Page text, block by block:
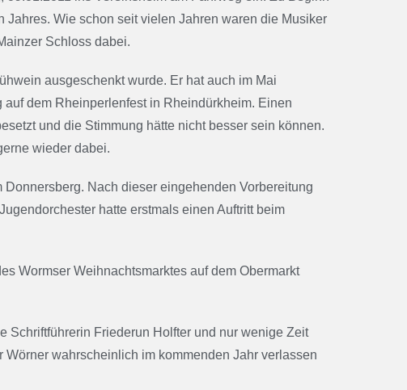
Wie schon seit vielen Jahren waren die Musiker
Schloss dabei.
ausgeschenkt wurde. Er hat auch im Mai
dem Rheinperlenfest in Rheindürkheim. Einen
und die Stimmung hätte nicht besser sein können.
wieder dabei.
Nach dieser eingehenden Vorbereitung
hatte erstmals einen Auftritt beim
Wormser Weihnachtsmarktes auf dem Obermarkt
Schriftführerin Friederun Holfter und nur wenige Zeit
wahrscheinlich im kommenden Jahr verlassen